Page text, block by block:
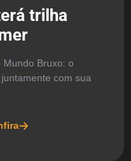
trilha
Bruxo: o
com sua